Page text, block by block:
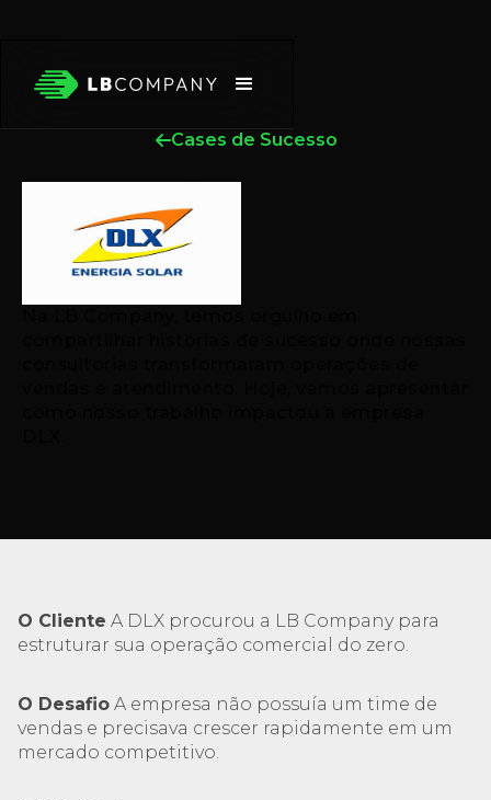
Cases de Sucesso
O Cliente A DLX procurou a LB Company para
estruturar sua operação comercial do zero.
O Desafio A empresa não possuía um time de
vendas e precisava crescer rapidamente em um
mercado competitivo.